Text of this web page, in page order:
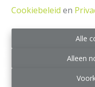
Cookiebeleid en
Alle
Alleen